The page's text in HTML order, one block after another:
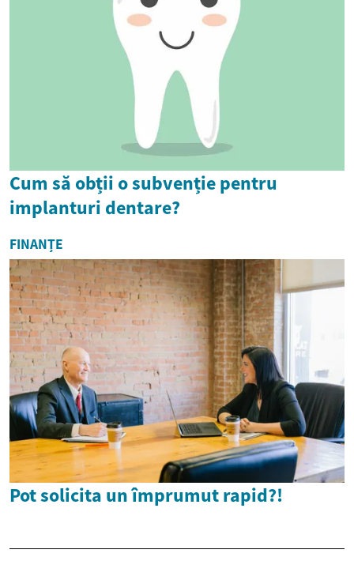
Cum să obții o subvenție pentru
implanturi dentare?
FINANȚE
Pot solicita un împrumut rapid?!